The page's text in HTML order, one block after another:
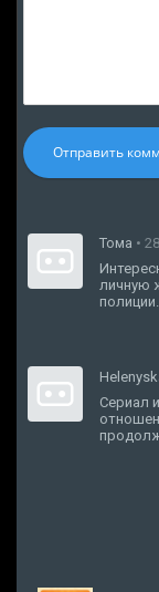
Отправить
Тома •
личную
полиции.
Сериал